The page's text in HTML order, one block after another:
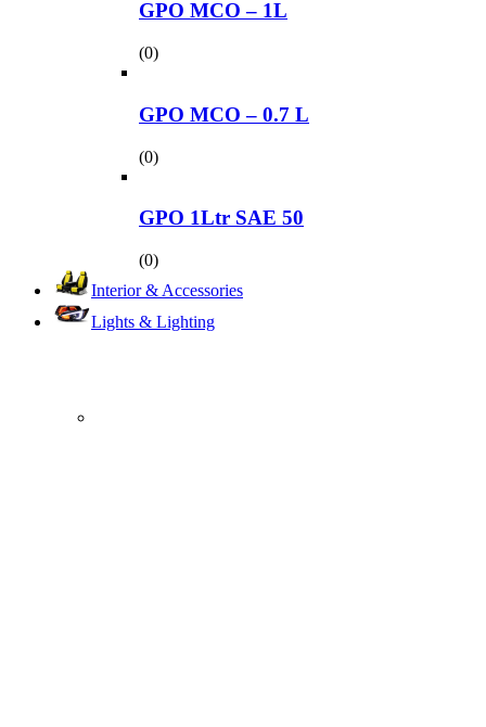
GPO MCO – 1L
(0)
GPO MCO – 0.7 L
(0)
GPO 1Ltr SAE 50
(0)
Interior & Accessories
Lights & Lighting